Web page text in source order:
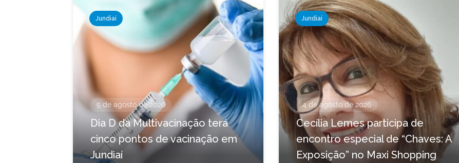
Jundiaí
5 de agosto de 2026
Dia D da Multivacinação terá
cinco pontos de vacinação em
Jundiaí
Jundiaí
4 de agosto de 2026
Cecília Lemes participa de
encontro especial de “Chaves: A
Exposição” no Maxi Shopping